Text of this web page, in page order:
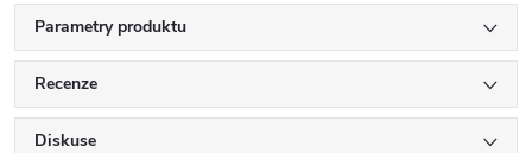
Parametry produktu
Recenze
Diskuse